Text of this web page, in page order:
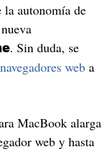
la autonomía de
. Sin duda, se
weba
MacBook alarga
web y hasta